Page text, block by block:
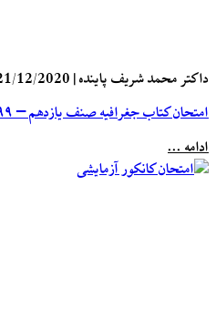
داکتر محمد شریف پاینده|
12/2020
امتحان کتاب جغرافیه صنف یازدهم – ۱۳۹۹
ادامه ...